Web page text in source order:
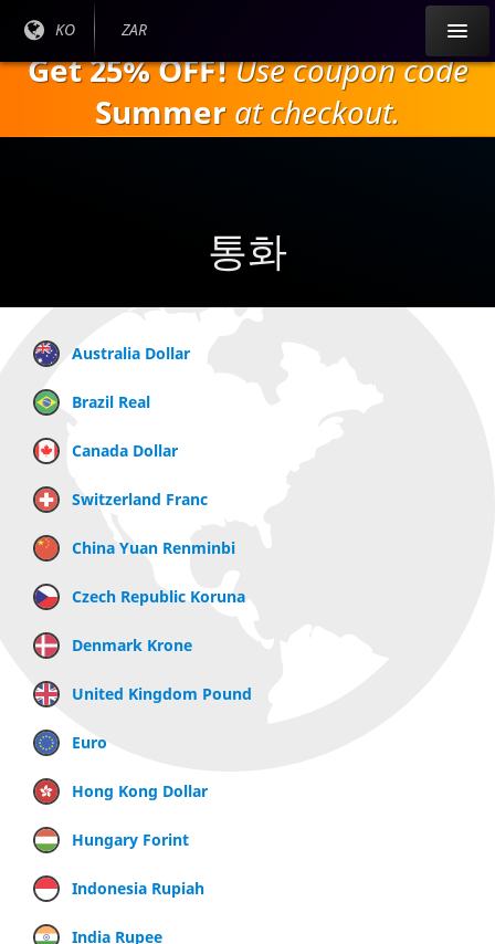
내
으
현재
:
KO
현재
ZAR
Get 25% OFF!Use coupon code
Summer at checkout.
통화
Australia Dollar
Brazil Real
Canada Dollar
Switzerland Franc
China Yuan Renminbi
Czech Republic Koruna
Denmark Krone
United Kingdom Pound
Euro
Hong Kong Dollar
Hungary Forint
Indonesia Rupiah
India Rupee